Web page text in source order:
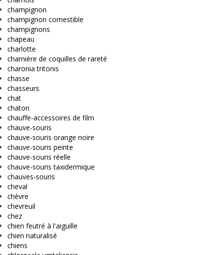
champignon
champignon comestible
champignons
chapeau
charlotte
charnière de coquilles de rareté
charonia tritonis
chasse
chasseurs
chat
chaton
chauffe-accessoires de film
chauve-souris
chauve-souris orange noire
chauve-souris peinte
chauve-souris réelle
chauve-souris taxidermique
chauves-souris
cheval
chèvre
chevreuil
chez
chien feutré à l'aiguille
chien naturalisé
chiens